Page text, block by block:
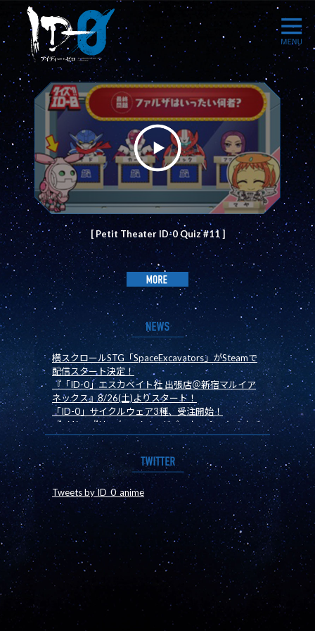
[ Petit Theater ID-0 Quiz #11 ]
横スクロールSTG「SpaceExcavators」がSteamで
配信スタート決定！
『「ID-0」エスカベイト社 出張店＠新宿マルイア
ネックス』8/26(土)よりスタート！
「ID-0」サイクルウェア3種、受注開始！
『イド』『リック』イメージパーカー＆マヤのカチ
ューシャが登場!
シューティングゲーム「スペースエスカベイター
ズ」発売決定！
「ID-0」エスカベイト社 出張店＠新宿マルイアネ
ックスの開催が決定！
小説版『ID-0』第二巻、7月20日発売！
『ID-0』オリジナルサウンドトラック好評発売中！
ワンダーフェスティバル 2017［夏］ステージ開催
時間決定！
サンジゲン制作スタッフによる生コメンタリー「今
こそ語ろう！『ID-0』」配信決定！
Tweets by ID_0_anime